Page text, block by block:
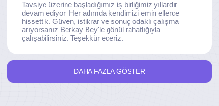
Tavsiye üzerine başladığımız iş birliğimiz yıllardır
devam ediyor. Her adımda kendimizi emin ellerde
hissettik. Güven, istikrar ve sonuç odaklı çalışma
arıyorsanız Berkay Bey'le gönül rahatlığıyla
çalışabilirsiniz. Teşekkür ederiz.
DAHA FAZLA GÖSTER